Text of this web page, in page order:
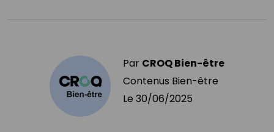
Par CROQ Bien-être
Contenus Bien-être
Le 30/06/2025